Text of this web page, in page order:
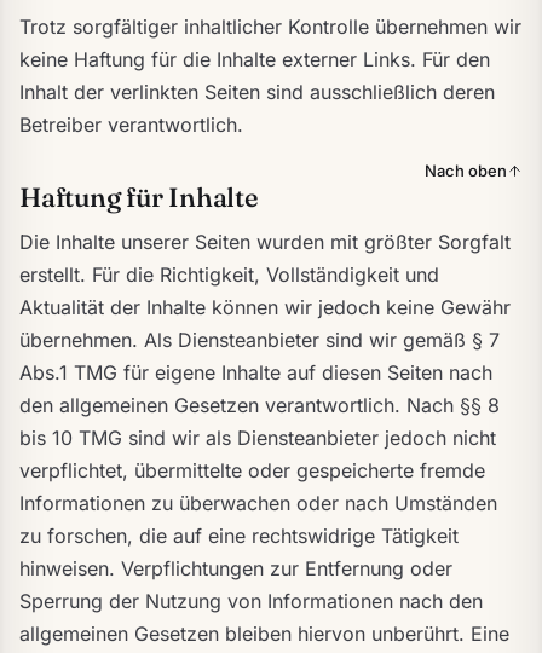
Trotz sorgfältiger inhaltlicher Kontrolle übernehmen wir
keine Haftung für die Inhalte externer Links. Für den
Inhalt der verlinkten Seiten sind ausschließlich deren
Betreiber verantwortlich.
Nach oben
Haftung für Inhalte
Die Inhalte unserer Seiten wurden mit größter Sorgfalt
erstellt. Für die Richtigkeit, Vollständigkeit und
Aktualität der Inhalte können wir jedoch keine Gewähr
übernehmen. Als Diensteanbieter sind wir gemäß § 7
Abs.1 TMG für eigene Inhalte auf diesen Seiten nach
den allgemeinen Gesetzen verantwortlich. Nach §§ 8
bis 10 TMG sind wir als Diensteanbieter jedoch nicht
verpflichtet, übermittelte oder gespeicherte fremde
Informationen zu überwachen oder nach Umständen
zu forschen, die auf eine rechtswidrige Tätigkeit
hinweisen. Verpflichtungen zur Entfernung oder
Sperrung der Nutzung von Informationen nach den
allgemeinen Gesetzen bleiben hiervon unberührt. Eine